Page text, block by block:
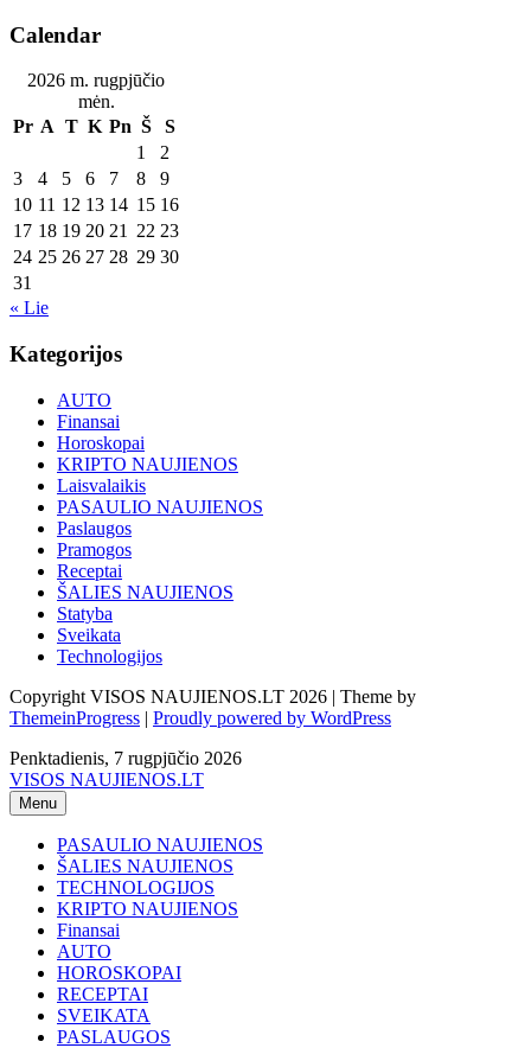
Calendar
2026 m. rugpjūčio
mėn.
Pr A T K Pn Š
S
1
2
3
4 5 6 7 8
9
10 11 12 13 14 15 16
17 18 19 20 21 22 23
24 25 26 27 28 29 30
31
« Lie
Kategorijos
AUTO
Finansai
Horoskopai
KRIPTO NAUJIENOS
Laisvalaikis
PASAULIO NAUJIENOS
Paslaugos
Pramogos
Receptai
ŠALIES NAUJIENOS
Statyba
Sveikata
Technologijos
Copyright VISOS NAUJIENOS.LT 2026 | Theme by
ThemeinProgress | Proudly powered by WordPress
Penktadienis, 7 rugpjūčio 2026
VISOS NAUJIENOS.LT
Menu
PASAULIO NAUJIENOS
ŠALIES NAUJIENOS
TECHNOLOGIJOS
KRIPTO NAUJIENOS
Finansai
AUTO
HOROSKOPAI
RECEPTAI
SVEIKATA
PASLAUGOS